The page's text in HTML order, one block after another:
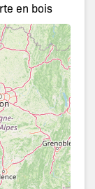
en bois